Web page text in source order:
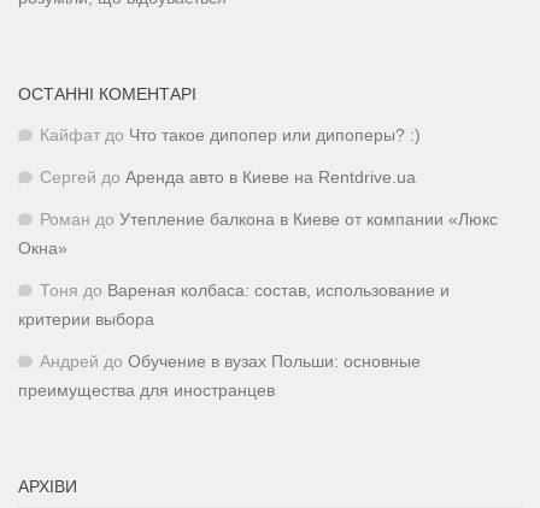
ОСТАННІ КОМЕНТАРІ
Кайфат до Что такое дипопер или дипоперы? :)
Сергей до Аренда авто в Киеве на Rentdrive.ua
Роман до Утепление балкона в Киеве от компании «Люкс
Окна»
Тоня до Вареная колбаса: состав, использование и
критерии выбора
Андрей до Обучение в вузах Польши: основные
преимущества для иностранцев
АРХІВИ